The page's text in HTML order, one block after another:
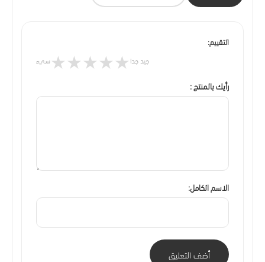
التقييم:
سيء ★★★★★ جيد جدا
رأيك بالمنتج :
الاسم الكامل:
أضف التعليق